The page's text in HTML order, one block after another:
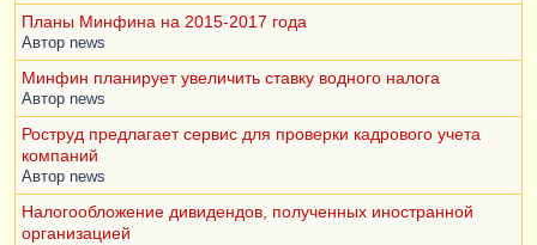
Планы Минфина на 2015-2017 года
Автор news
Минфин планирует увеличить ставку водного налога
Автор news
Роструд предлагает сервис для проверки кадрового учета
компаний
Автор news
Налогообложение дивидендов, полученных иностранной
организацией